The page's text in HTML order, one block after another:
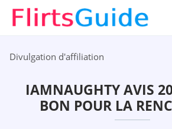
Divulgation d'affiliation
IAMNAUGHTY AVIS
BON POUR LA